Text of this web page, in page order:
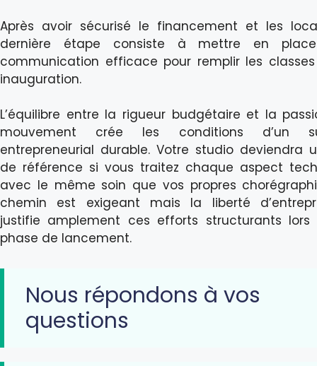
Après avoir sécurisé le financement et les
dernière étape consiste à mettre en
communication efficace pour remplir les
inauguration.
L’équilibre entre la rigueur budgétaire et la
mouvement crée les conditions d’un
entrepreneurial durable. Votre studio deviendra
de référence si vous traitez chaque aspect
avec le même soin que vos propres
chemin est exigeant mais la liberté
justifie amplement ces efforts structurants
phase de lancement.
Nous répondons à vos
questions